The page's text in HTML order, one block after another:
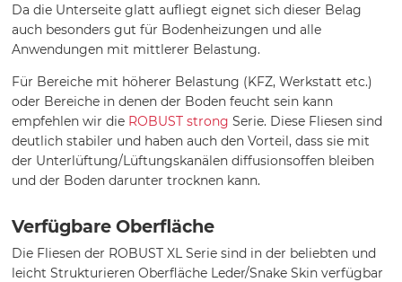
Da die Unterseite glatt aufliegt eignet sich dieser Belag
auch besonders gut für Bodenheizungen und alle
Anwendungen mit mittlerer Belastung.
Für Bereiche mit höherer Belastung (KFZ, Werkstatt etc.)
oder Bereiche in denen der Boden feucht sein kann
empfehlen wir die ROBUST strong Serie. Diese Fliesen sind
deutlich stabiler und haben auch den Vorteil, dass sie mit
der Unterlüftung/Lüftungskanälen diffusionsoffen bleiben
und der Boden darunter trocknen kann.
Verfügbare Oberfläche
Die Fliesen der ROBUST XL Serie sind in der beliebten und
leicht Strukturieren Oberfläche Leder/Snake Skin verfügbar